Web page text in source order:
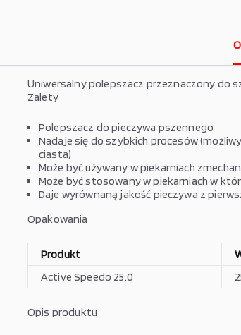
Uniwersalny polepszacz przeznaczony do
Zalety
Polepszacz do pieczywa pszennego
Nadaje się do szybkich procesów
ciasta)
Może być używany w piekarniach
Może być stosowany w piekarniach w
Daje wyrównaną jakość pieczywa z
Opakowania
Produkt
Active Speedo 25.0
Opis produktu